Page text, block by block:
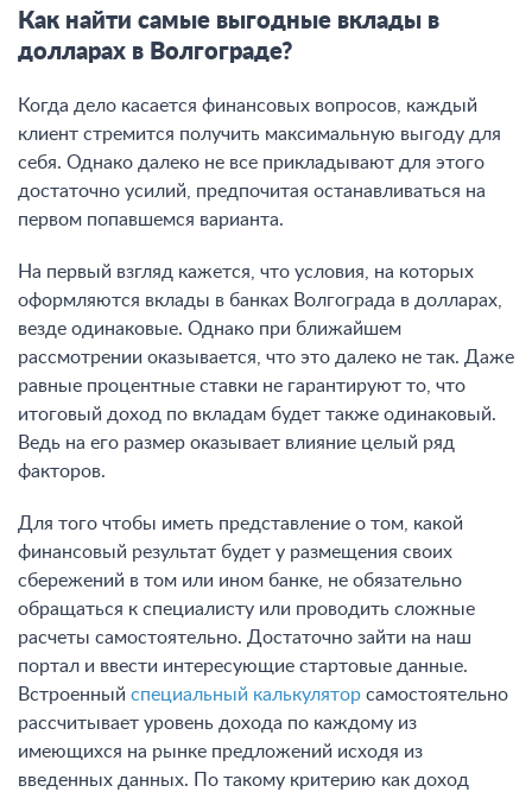
Как найти самые выгодные вклады в
долларах в Волгограде?
Когда дело касается финансовых вопросов, каждый
клиент стремится получить максимальную выгоду для
себя. Однако далеко не все прикладывают для этого
достаточно усилий, предпочитая останавливаться на
первом попавшемся варианта.
На первый взгляд кажется, что условия, на которых
оформляются вклады в банках Волгограда в долларах,
везде одинаковые. Однако при ближайшем
рассмотрении оказывается, что это далеко не так. Даже
равные процентные ставки не гарантируют то, что
итоговый доход по вкладам будет также одинаковый.
Ведь на его размер оказывает влияние целый ряд
факторов.
Для того чтобы иметь представление о том, какой
финансовый результат будет у размещения своих
сбережений в том или ином банке, не обязательно
обращаться к специалисту или проводить сложные
расчеты самостоятельно. Достаточно зайти на наш
портал и ввести интересующие стартовые данные.
Встроенный специальный калькулятор самостоятельно
рассчитывает уровень дохода по каждому из
имеющихся на рынке предложений исходя из
введенных данных. По такому критерию как доход